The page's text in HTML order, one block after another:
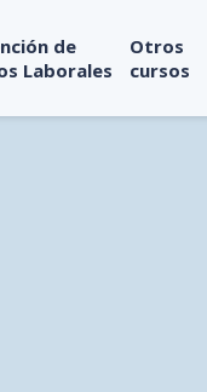
de
Laborales
Otros
cursos